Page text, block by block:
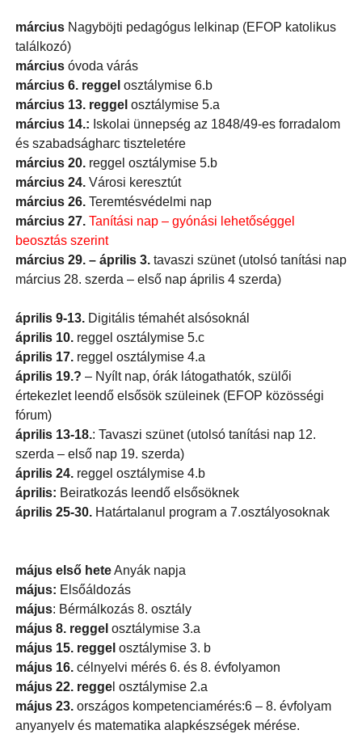
március Nagyböjti pedagógus lelkinap (EFOP katolikus
találkozó)
márciusóvoda várás
március 6. reggel osztálymise 6.b
március 13. reggel osztálymise 5.a
március 14.: Iskolai ünnepség az 1848/49-es forradalom
és szabadságharc tiszteletére
március 20.reggel osztálymise 5.b
március 24.Városi keresztút
március 26.Teremtésvédelmi nap
március 27. Tanítási nap – gyónási lehetőséggel
beosztás szerint
március 29. – április 3. tavaszi szünet (utolsó tanítási nap
március 28. szerda – első nap április 4 szerda)
április 9-13. Digitális témahét alsósoknál
április 10. reggel osztálymise 5.c
április 17.reggel osztálymise 4.a
április 19.? – Nyílt nap, órák látogathatók, szülői
értekezlet leendő elsősök szüleinek (EFOP közösségi
fórum)
április 13-18.: Tavaszi szünet (utolsó tanítási nap 12.
szerda – első nap 19. szerda)
április 24.reggel osztálymise 4.b
április: Beiratkozás leendő elsősöknek
április 25-30.Határtalanul program a 7.osztályosoknak
május első heteAnyák napja
május: Elsőáldozás
május: Bérmálkozás 8. osztály
május 8. reggel osztálymise 3.a
május 15. reggel osztálymise 3. b
május 16.célnyelvi mérés 6. és 8. évfolyamon
május 22. reggel osztálymise 2.a
május 23.országos kompetenciamérés:6 – 8. évfolyam
anyanyelv és matematika alapkészségek mérése.